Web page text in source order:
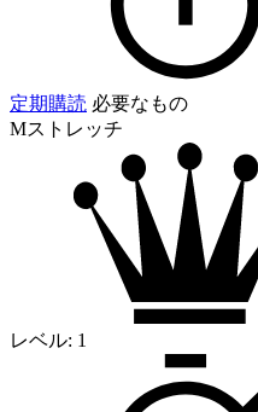
定期購読 必要なもの
Mストレッチ
レベル: 1